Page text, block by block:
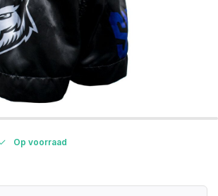
Op voorraad